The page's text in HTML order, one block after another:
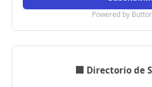
Powered by
🏢 Directorio de